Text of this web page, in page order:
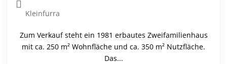
Kleinfurra
Zum Verkauf steht ein 1981 erbautes Zweifamilienhaus
mit ca. 250 m² Wohnfläche und ca. 350 m² Nutzfläche.
Das...